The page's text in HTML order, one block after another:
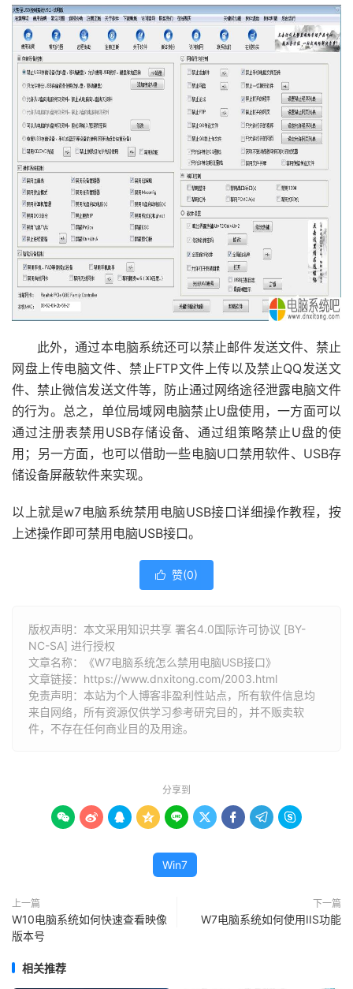
此外，通过本电脑系统还可以禁止邮件发送文件、禁止
网盘上传电脑文件、禁止FTP文件上传以及禁止QQ发送文
件、禁止微信发送文件等，防止通过网络途径泄露电脑文件
的行为。总之，单位局域网电脑禁止U盘使用，一方面可以
通过注册表禁用USB存储设备、通过组策略禁止U盘的使
用；另一方面，也可以借助一些电脑U口禁用软件、USB存
储设备屏蔽软件来实现。
以上就是w7电脑系统禁用电脑USB接口详细操作教程，按
上述操作即可禁用电脑USB接口。
 赞(0)
版权声明：本文采用知识共享 署名4.0国际许可协议 [BY-
NC-SA] 进行授权
文章名称：《W7电脑系统怎么禁用电脑USB接口》
文章链接： https://www.dnxitong.com/2003.html
免责声明：本站为个人博客非盈利性站点，所有软件信息均
来自网络，所有资源仅供学习参考研究目的，并不贩卖软
件，不存在任何商业目的及用途。
分享到
        
Win7
上一篇
W10电脑系统如何快速查看映像
版本号
下一篇
W7电脑系统如何使用IIS功能
相关推荐